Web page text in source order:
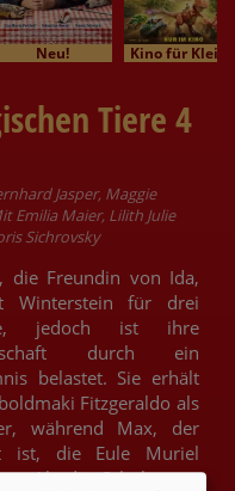
Neu! Kino für
Tiere 4
Jasper, Maggie
Emilia Maier, Lilith Julie
Sichrovsky
die Freundin von Ida,
Winterstein für drei
jedoch ist ihre
durch ein
belastet. Sie erhält
Fitzgeraldo als
während Max, der
ist, die Eule Muriel
Als die Schule zum